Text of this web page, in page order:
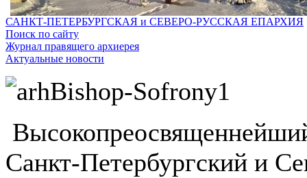
САНКТ-ПЕТЕРБУРГСКАЯ и СЕВЕРО-РУССКАЯ ЕПАРХИЯ
Поиск по сайту
Журнал правящего архиерея
Актуальные новости
Санкт-Петербургский и